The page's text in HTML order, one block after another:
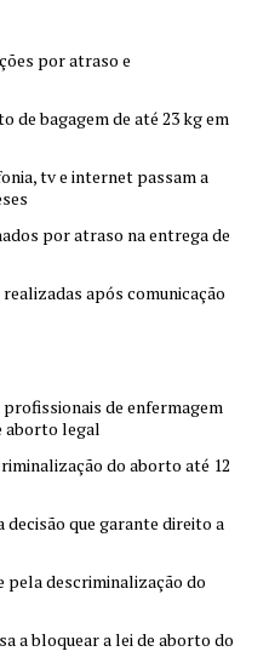
por atraso e
de bagagem de até 23 kg em
tv e internet passam a
por atraso na entrega de
após comunicação
de enfermagem
aborto legal
do aborto até 12
que garante direito a
pela descriminalização do
a bloquear a lei de aborto do